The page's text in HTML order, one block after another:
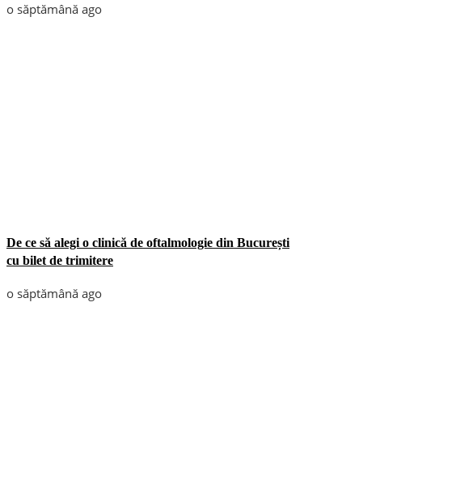
o săptămână ago
De ce să alegi o clinică de oftalmologie din București
cu bilet de trimitere
o săptămână ago